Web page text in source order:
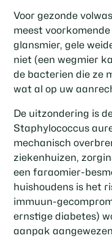
Voor gezonde
meest
glansmier, gele
niet (een wegmier
de bacterien die ze
wat al op uw
De uitzondering is
Staphylococcus
mechanisch
ziekenhuizen,
een faraomier-
huishoudens is het
immuun-
ernstige diabetes)
aanpak